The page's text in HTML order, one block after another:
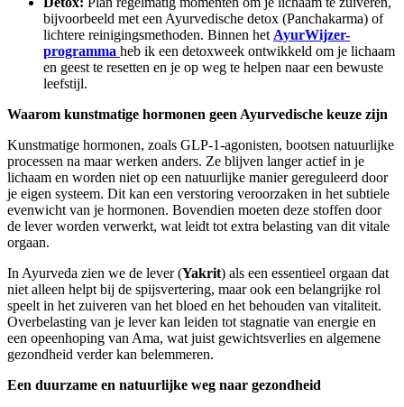
bijvoorbeeld met een Ayurvedische detox (Panchakarma) of
lichtere reinigingsmethoden. Binnen hetAyurWijzer-
programma heb ik een detoxweek ontwikkeld om je lichaam
en geest te resetten en je op weg te helpen naar een bewuste
leefstijl.
Waarom kunstmatige hormonen geen Ayurvedische keuze zijn
Kunstmatige hormonen, zoals GLP-1-agonisten, bootsen natuurlijke
processen na maar werken anders. Ze blijven langer actief in je
lichaam en worden niet op een natuurlijke manier gereguleerd door
je eigen systeem. Dit kan een verstoring veroorzaken in het subtiele
evenwicht van je hormonen. Bovendien moeten deze stoffen door
de lever worden verwerkt, wat leidt tot extra belasting van dit vitale
orgaan.
In Ayurveda zien we de lever (Yakrit) als een essentieel orgaan dat
niet alleen helpt bij de spijsvertering, maar ook een belangrijke rol
speelt in het zuiveren van het bloed en het behouden van vitaliteit.
Overbelasting van je lever kan leiden tot stagnatie van energie en
een opeenhoping van Ama, wat juist gewichtsverlies en algemene
gezondheid verder kan belemmeren.
Een duurzame en natuurlijke weg naar gezondheid